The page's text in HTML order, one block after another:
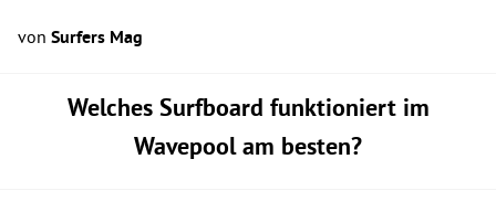
von Surfers Mag
Welches Surfboard funktioniert im
Wavepool am besten?